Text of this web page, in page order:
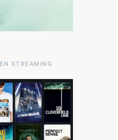
STREAMING